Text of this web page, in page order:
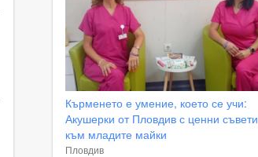
Кърменето е умение, което се учи:
Акушерки от Пловдив с ценни съвети
към младите майки
Пловдив